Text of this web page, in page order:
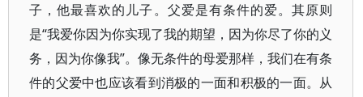
子，他最喜欢的儿子。父爱是有条件的爱。其原则
是“我爱你因为你实现了我的期望，因为你尽了你的义
务，因为你像我”。像无条件的母爱那样，我们在有条
件的父爱中也应该看到消极的一面和积极的一面。从